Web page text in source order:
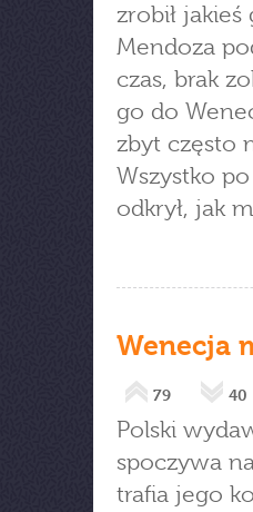
zrobił jakieś
Mendoza
czas, brak
go do
zbyt często
Wszystko
odkrył, jak
Wenecja
79 40
Polski
spoczywa
trafia jego